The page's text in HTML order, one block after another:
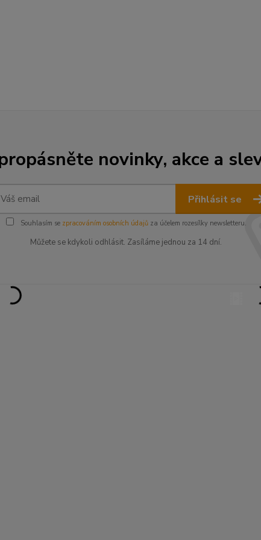
novinky, akce a
Přihlásit se
Souhlasím se zpracováním osobních údajůza účelem rozesílky newsletteru.
Můžete se kdykoli odhlásit. Zasíláme jednou za 14 dní.